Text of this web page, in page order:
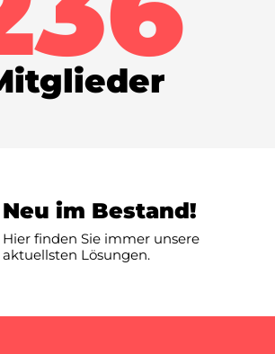
Neu im Bestand!
Hier finden Sie immer unsere
aktuellsten Lösungen.